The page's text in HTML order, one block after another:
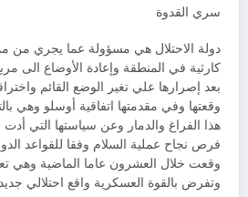
سري القدوة
دولة الاحتلال هي مسؤولة عما يجري من
كارثية في المنطقة وإعادة الأوضاع الى
بعد إصرارها علي تغير الوضع القائم
وقعتها وفي مقدمتها اتفاقية أوسلو وهي
هذا الفراغ والدمار وعن سياستها التي
فرص نجاح عملية السلام وفقا للقواعد
وقعت خلال العشرون عاما الماضية وهي
وتفرض بالقوة العسكرية واقع احتلالي